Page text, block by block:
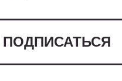
ПОДПИСАТЬСЯ